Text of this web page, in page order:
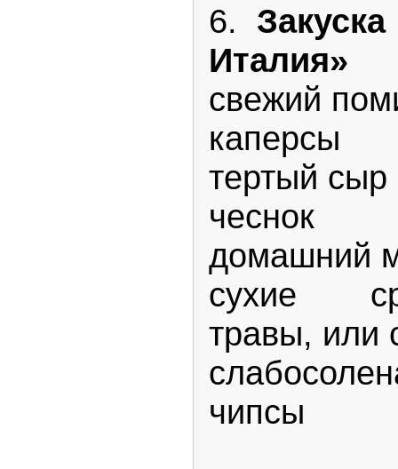
6.
Италия»
свежий
каперсы
тертый сыр
чеснок
домашний
сухие
травы, или
чипсы